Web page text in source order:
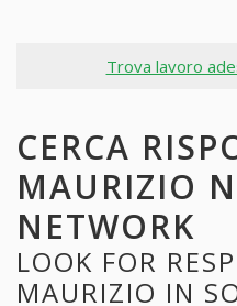
Trova lavoro
CERCA
MAURIZIO
NETWORK
LOOK FOR
MAURIZIO IN